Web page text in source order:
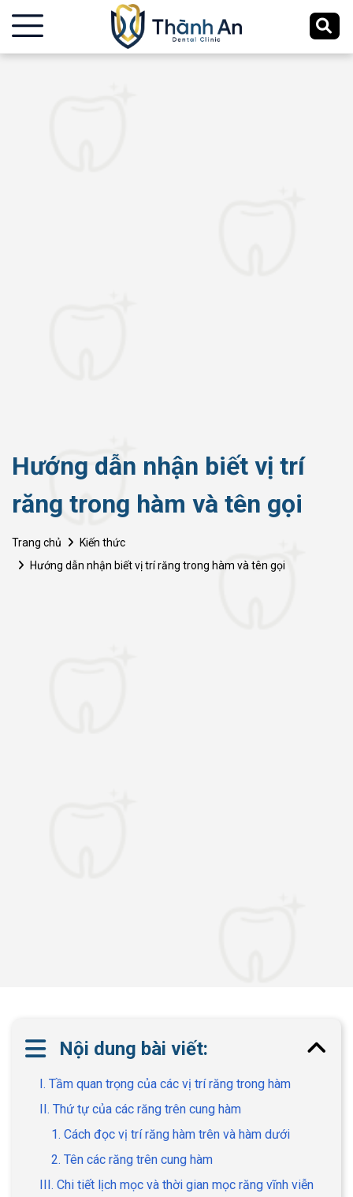
Hướng dẫn nhận biết vị trí
răng trong hàm và tên gọi
Trang chủ
Kiến thức
Hướng dẫn nhận biết vị trí răng trong hàm và tên gọi
Nội dung bài viết:
I. Tầm quan trọng của các vị trí răng trong hàm
II. Thứ tự của các răng trên cung hàm
1. Cách đọc vị trí răng hàm trên và hàm dưới
2. Tên các răng trên cung hàm
III. Chi tiết lịch mọc và thời gian mọc răng vĩnh viễn